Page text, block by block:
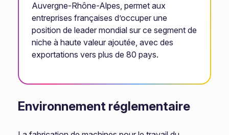
Auvergne-Rhône-Alpes, permet aux
entreprises françaises d’occuper une
position de leader mondial sur ce segment de
niche à haute valeur ajoutée, avec des
exportations vers plus de 80 pays.
Environnement réglementaire